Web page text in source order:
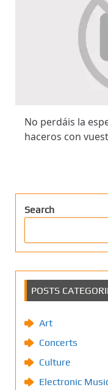
No perdáis la
haceros con
Search
POSTS
Art
Concerts
Culture
Electronic